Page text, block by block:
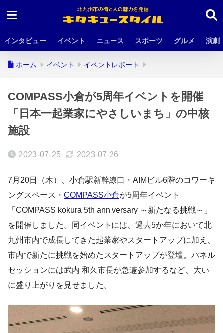
インタビュー イベント ニュース スポーツ グルメ 演劇
ホーム イベント イベントレポート
COMPASS小倉が5周年イベントを開催
「日本一起業家にやさしいまち」の中核
施設
2023-07-25 2023-07-26
7月20日（木）、小倉駅新幹線口・AIMビル6階のコワーキ
ングスペース・ COMPASS小倉が5周年イベント
「COMPASS kokura 5th anniversary ～新たなる挑戦～」
を開催しました。同イベントには、過去5か年において北
九州市内で成長してきた起業家やスタートアップに加え、
市内で新たに挑戦を始めたスタートアップが登壇。パネル
セッションには武内 和久市長が急遽参加するなど、大い
に盛り上がりを見せました。